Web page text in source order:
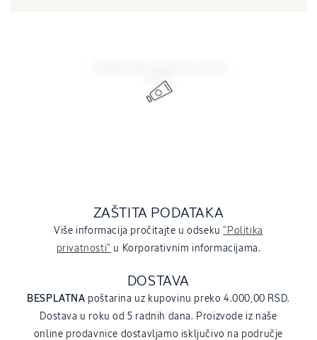
ZAŠTITA PODATAKA
Više informacija pročitajte u odseku"Politika
privatnosti" u Korporativnim informacijama.
DOSTAVA
BESPLATNA poštarina uz kupovinu preko 4.000,00 RSD.
Dostava u roku od 5 radnih dana. Proizvode iz naše
online prodavnice dostavljamo isključivo na područje